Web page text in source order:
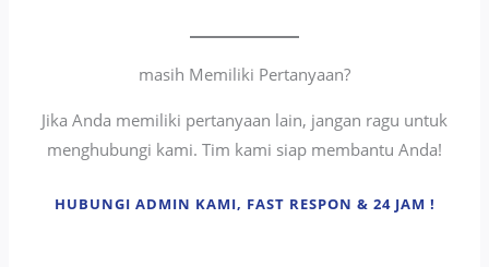
masih Memiliki Pertanyaan?
Jika Anda memiliki pertanyaan lain, jangan ragu untuk
menghubungi kami. Tim kami siap membantu Anda!
HUBUNGI ADMIN KAMI, FAST RESPON & 24 JAM !